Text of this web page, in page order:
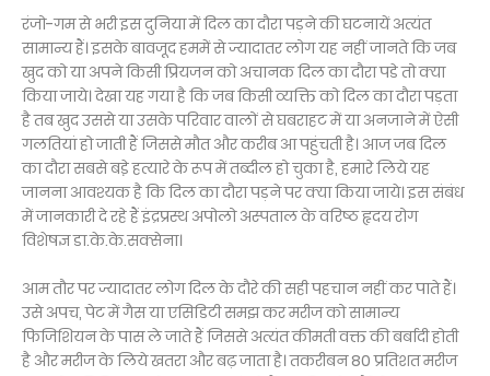
रंजो-गम से भरी इस दुनिया में दिल का दौरा पड़ने की घटनायें अत्यंत
सामान्य हैं। इसके बावजूद हममें से ज्यादातर लोग यह नहीं जानते कि जब
खुद को या अपने किसी प्रियजन को अचानक दिल का दौरा पडे तो क्या
किया जाये। देखा यह गया है कि जब किसी व्यक्ति को दिल का दौरा पड़ता
है तब खुद उससे या उसके परिवार वालों से घबराहट में या अनजाने में ऐसी
गलतियां हो जाती हैं जिससे मौत और करीब आ पहुंचती है। आज जब दिल
का दौरा सबसे बडे़ हत्यारे के रूप में तब्दील हो चुका है, हमारे लिये यह
जानना आवश्यक है कि दिल का दौरा पड़ने पर क्या किया जाये। इस संबंध
में जानकारी दे रहे हैं इंद्रप्रस्थ अपोलो अस्पताल के वरिष्ठ हृदय रोग
विशेषज्ञ डा.के.के.सक्सेना।
आम तौर पर ज्यादातर लोग दिल के दौरे की सही पहचान नहीं कर पाते हैं।
उसे अपच, पेट में गैस या एसिडिटी समझ कर मरीज को सामान्य
फिजिशियन के पास ले जाते हैं जिससे अत्यंत कीमती वक्त की बर्बादी होती
है और मरीज के लिये खतरा और बढ़ जाता है। तकरीबन 80 प्रतिशत मरीज